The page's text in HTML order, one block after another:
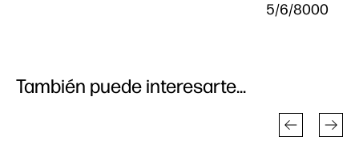
5/6/8000
También puede interesarte...